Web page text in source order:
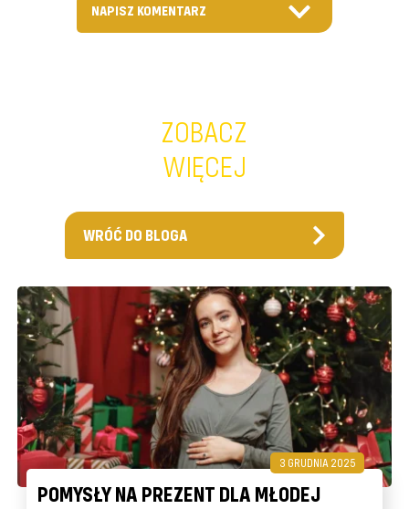
NAPISZ KOMENTARZ
ZOBACZ
WIĘCEJ
WRÓĆ DO BLOGA
3 GRUDNIA 2025
POMYSŁY NA PREZENT DLA MŁODEJ